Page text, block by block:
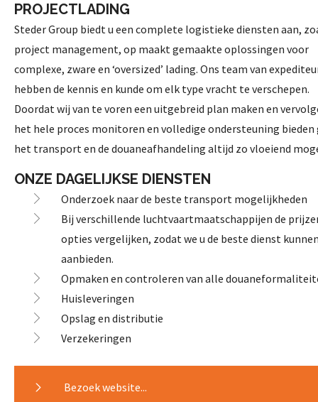
PROJECTLADING
Steder Group biedt u een complete logistieke diensten aan,
project management, op maakt gemaakte oplossingen voor
complexe, zware en ‘oversized’ lading. Ons team van
hebben de kennis en kunde om elk type vracht te verschepen.
Doordat wij van te voren een uitgebreid plan maken en
het hele proces monitoren en volledige ondersteuning bieden
het transport en de douaneafhandeling altijd zo vloeiend
ONZE DAGELIJKSE DIENSTEN
Onderzoek naar de beste transport mogelijkheden
Bij verschillende luchtvaartmaatschappijen de
opties vergelijken, zodat we u de beste dienst
aanbieden.
Opmaken en controleren van alle
Huisleveringen
Opslag en distributie
Verzekeringen
Bezoek website...